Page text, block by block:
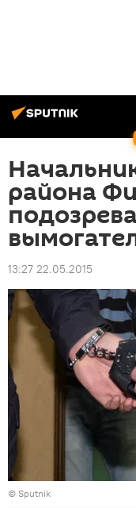
района
13:27 22.05.2015
© Sputnik